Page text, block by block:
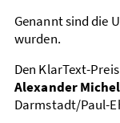
Genannt sind die
wurden.
Den KlarText-
Alexander
Darmstadt/Paul-